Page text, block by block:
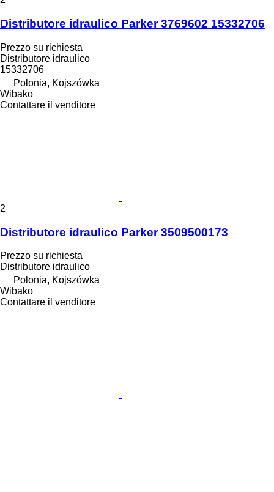
Distributore idraulico Parker 3769602 15332706
Prezzo su richiesta
Distributore idraulico
15332706
Polonia, Kojszówka
Wibako
Contattare il venditore
2
Distributore idraulico Parker 3509500173
Prezzo su richiesta
Distributore idraulico
Polonia, Kojszówka
Wibako
Contattare il venditore